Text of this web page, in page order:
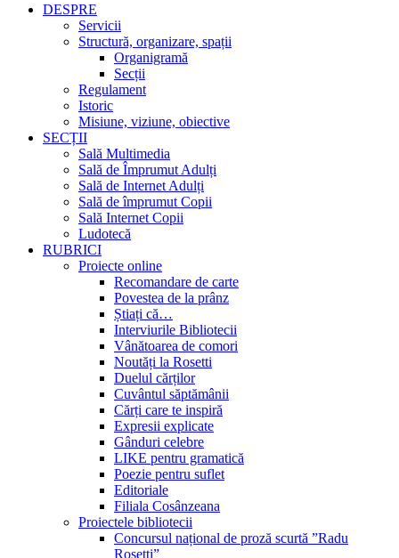
DESPRE
Servicii
Structură, organizare, spații
Organigramă
Secții
Regulament
Istoric
Misiune, viziune, obiective
SECȚII
Sală Multimedia
Sală de Împrumut Adulți
Sală de Internet Adulți
Sală de împrumut Copii
Sală Internet Copii
Ludotecă
RUBRICI
Proiecte online
Recomandare de carte
Povestea de la prânz
Știați că…
Interviurile Bibliotecii
Vânătoarea de comori
Noutăți la Rosetti
Duelul cărților
Cuvântul săptămânii
Cărți care te inspiră
Expresii explicate
Gânduri celebre
LIKE pentru gramatică
Poezie pentru suflet
Editoriale
Filiala Cosânzeana
Proiectele bibliotecii
Concursul național de proză scurtă ”Radu
Rosetti”